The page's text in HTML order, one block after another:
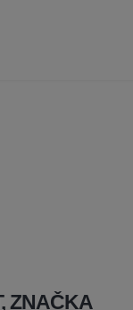
ZNAČKA